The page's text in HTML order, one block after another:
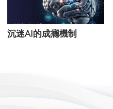
沉迷AI的成癮機制